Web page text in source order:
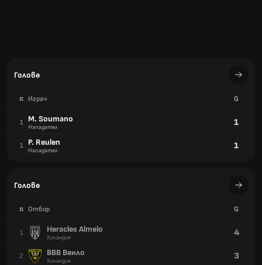
Голове
# Играч G
1 M. Soumano
Нападател 1
1 P. Reulen
Нападател 1
Голове
# Отбор G
1 Heracles Almelo
Холандия 4
2 ВВВ Венло
Холандия 3